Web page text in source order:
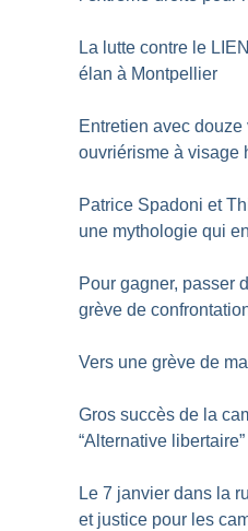
La lutte contre le
élan à Montpellier
Entretien avec douze
ouvriérisme à visage
Patrice Spadoni et
une mythologie qui
Pour gagner, passer
grève de
Vers une grève de
Gros succès de la
“Alternative libertaire”
Le 7 janvier dans la
et justice pour les